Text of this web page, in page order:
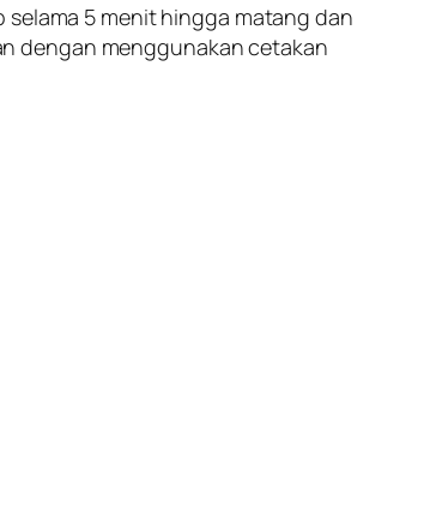
5 menit hingga matang dan
dengan menggunakan cetakan